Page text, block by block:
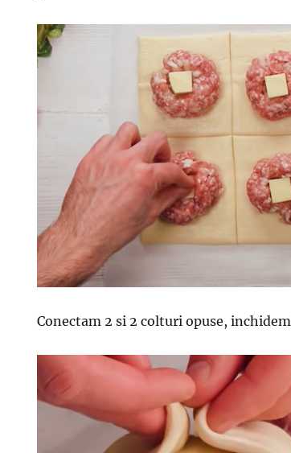
Conectam 2 si 2 colturi opuse,